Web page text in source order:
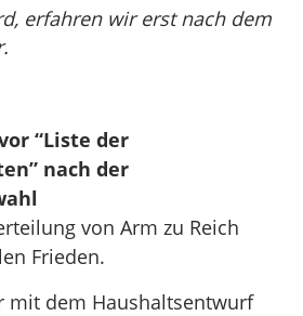
erfahren wir erst nach dem
“Liste der
nach der
von Arm zu Reich
Frieden.
mit dem Haushaltsentwurf